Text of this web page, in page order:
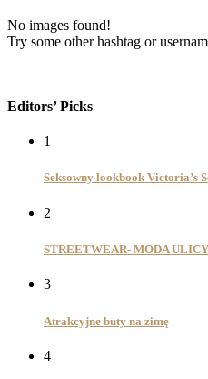
No images found!
Try some other hashtag or
Editors’ Picks
1
Seksowny lookbook Victoria’s
2
STREETWEAR- MODA ULICY
3
Atrakcyjne buty na zimę
4